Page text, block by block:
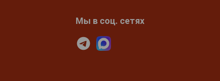
Мы в соц. сетях